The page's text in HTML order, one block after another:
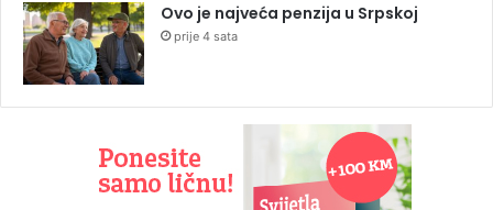
Ovo je najveća penzija u Srpskoj
prije 4 sata